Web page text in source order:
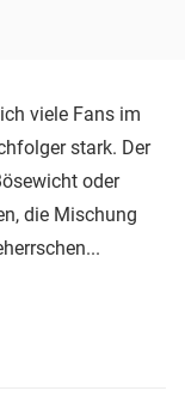
viele Fans im
stark. Der
oder
die Mischung